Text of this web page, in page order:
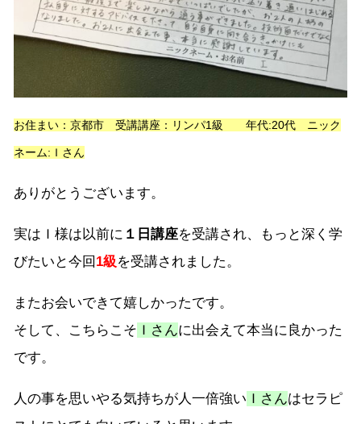
お住まい：京都市 受講講座：リンパ1級 年代:20代 ニック
ネーム:Ｉさん
ありがとうございます。
実はＩ様は以前に １日講座を受講され、もっと深く学
びたいと今回 1級を受講されました。
またお会いできて嬉しかったです。
そして、こちらこそ Ｉさんに出会えて本当に良かった
です。
人の事を思いやる気持ちが人一倍強い Ｉさんはセラピ